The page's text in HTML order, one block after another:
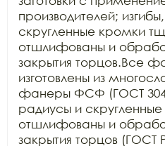
производителей;
скругленные кромки
отшлифованы и
закрытия торцов.Все
изготовлены из
фанеры ФСФ (ГОСТ
радиусы и
отшлифованы и
закрытия торцов (ГОСТ